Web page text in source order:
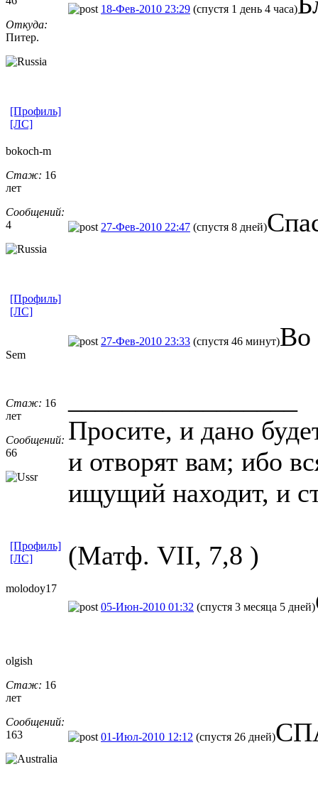
Откуда:
Питер.
18-Фев-2010 23:29 (спустя 1 день 4 часа)
[Профиль]
[ЛС]
bokoch-m
Стаж: 16
лет
Сообщений:
4
27-Фев-2010 22:47 (спустя 8 дней)
[Профиль]
[ЛС]
Sem
Стаж: 16
лет
Сообщений:
66
27-Фев-2010 23:33 (спустя 46 минут)Во
Просите, и дано
и отворят вам; ибо
ищущий находит, и
(Матф. VII, 7,8 )
[Профиль]
[ЛС]
molodoy17
05-Июн-2010 01:32 (спустя 3 месяца 5 дней)
olgish
Стаж: 16
лет
Сообщений:
163
01-Июл-2010 12:12 (спустя 26 дней)